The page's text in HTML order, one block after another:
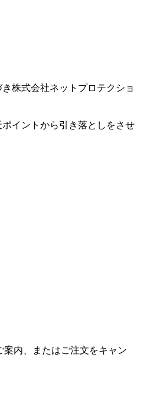
株式会社ネットプロテクショ
イントから引き落としをさせ
内、またはご注文をキャン